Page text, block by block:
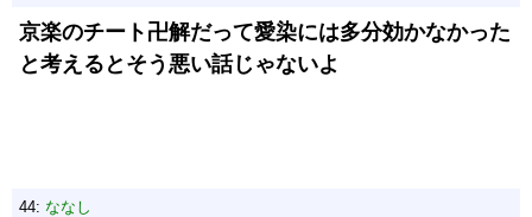
京楽のチート卍解だって愛染には多分効かなかった
と考えるとそう悪い話じゃないよ
44: ななし